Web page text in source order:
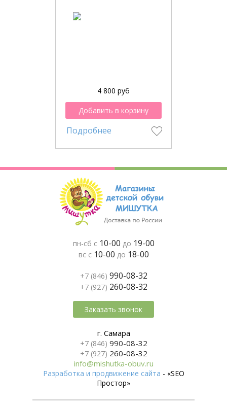
4 800 руб
Добавить в корзину
Подробнее
пн-сб с 10-00 до 19-00
вс с 10-00 до 18-00
+7 (846) 990-08-32
+7 (927) 260-08-32
Заказать звонок
г. Самара
+7 (846) 990-08-32
+7 (927) 260-08-32
info@mishutka-obuv.ru
Разработка и продвижение сайта - «SEO
Простор»